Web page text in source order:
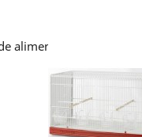
alimentadores e 2 portas